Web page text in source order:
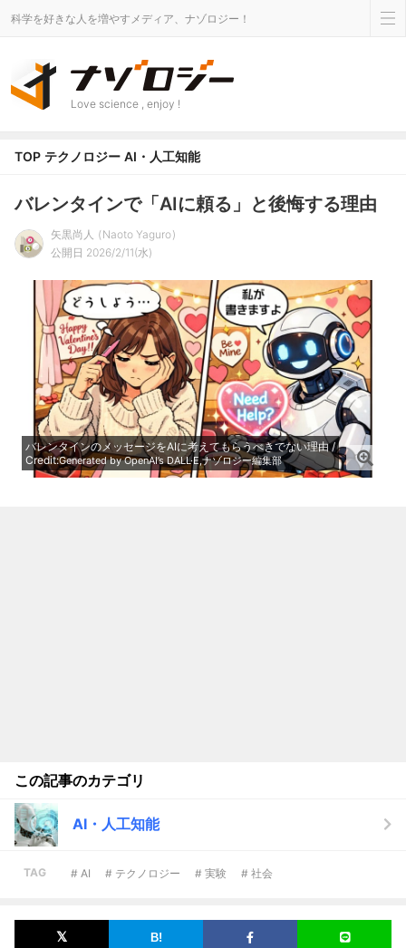
科学を好きな人を増やすメディア、ナゾロジー！
Love science , enjoy !
TOP テクノロジー AI・人工知能
バレンタインで「AIに頼る」と後悔する理由
矢黒尚人
Naoto Yaguro
公開日 2026/2/11(水)
バレンタインのメッセージをAIに考えてもらうべきでない理由 /
Credit:Generated by OpenAI’s DALL·E,ナゾロジー編集部
この記事のカテゴリ
AI・人工知能
TAG # AI # テクノロジー # 実験 # 社会